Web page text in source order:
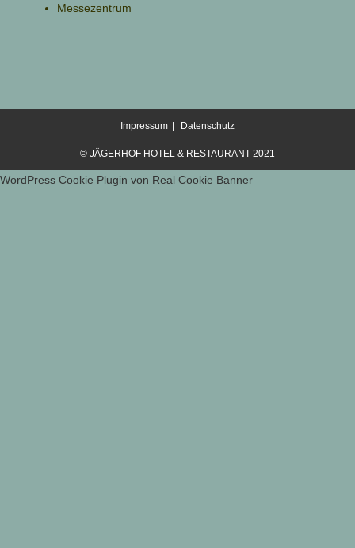
Messezentrum
Impressum Datenschutz
© JÄGERHOF HOTEL & RESTAURANT 2021
WordPress Cookie Plugin von Real Cookie Banner